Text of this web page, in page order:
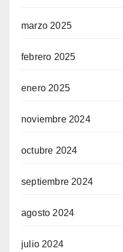
marzo 2025
febrero 2025
enero 2025
noviembre 2024
octubre 2024
septiembre 2024
agosto 2024
julio 2024